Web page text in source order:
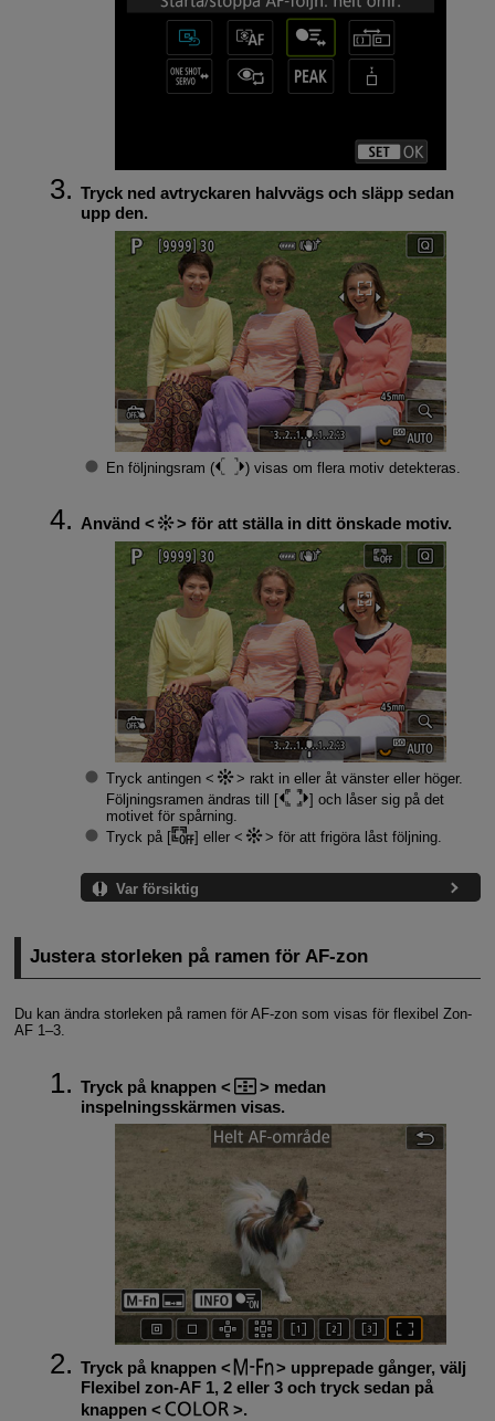
Tryck ned avtryckaren halvvägs och släpp sedan
upp den.
En följningsram ( ) visas om flera motiv detekteras.
Använd för att ställa in ditt önskade motiv.
Tryck antingen
rakt in eller åt vänster eller höger.
Följningsramen ändras till [
] och låser sig på det
motivet för spårning.
Tryck på [
] eller för att frigöra låst följning.
Var försiktig
Justera storleken på ramen för AF-zon
Du kan ändra storleken på ramen för AF-zon som visas för flexibel Zon-
AF 1–3.
Tryck på knappen
medan
inspelningsskärmen visas.
Tryck på knappen
upprepade gånger, välj
Flexibel zon-AF 1, 2 eller 3 och tryck sedan på
knappen
.